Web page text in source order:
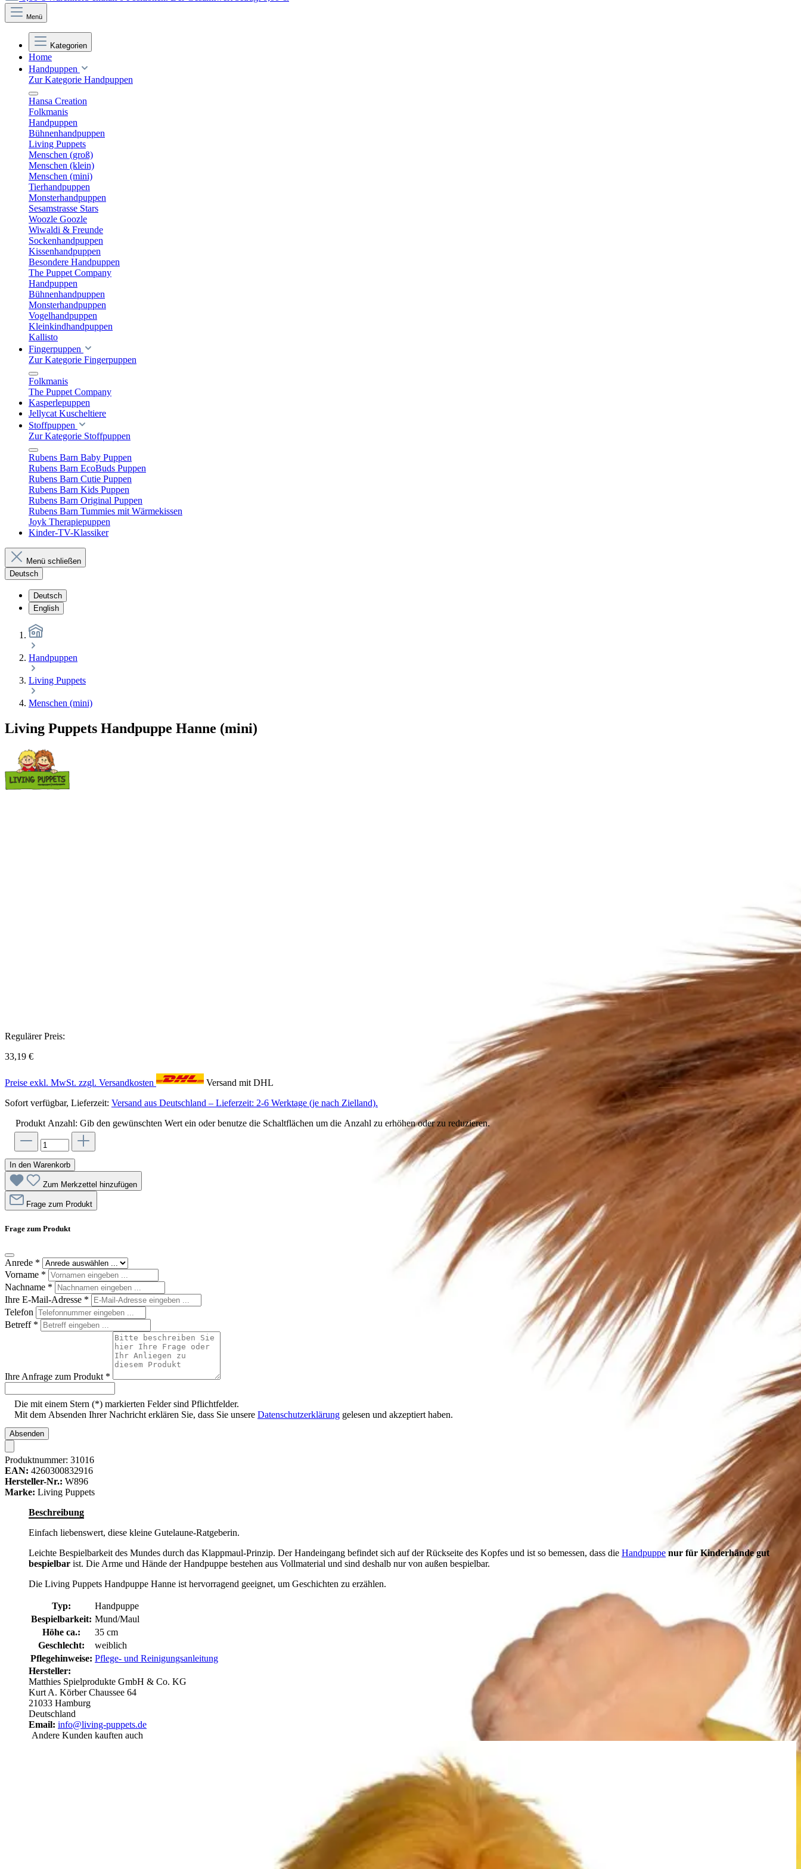
Menü
Kategorien
Home
Handpuppen
Zur Kategorie Handpuppen
Hansa Creation
Folkmanis
Handpuppen
Bühnenhandpuppen
Living Puppets
Menschen (groß)
Menschen (klein)
Menschen (mini)
Tierhandpuppen
Monsterhandpuppen
Sesamstrasse Stars
Woozle Goozle
Wiwaldi & Freunde
Sockenhandpuppen
Kissenhandpuppen
Besondere Handpuppen
The Puppet Company
Handpuppen
Bühnenhandpuppen
Monsterhandpuppen
Vogelhandpuppen
Kleinkindhandpuppen
Kallisto
Fingerpuppen
Zur Kategorie Fingerpuppen
Folkmanis
The Puppet Company
Kasperlepuppen
Jellycat Kuscheltiere
Stoffpuppen
Zur Kategorie Stoffpuppen
Rubens Barn Baby Puppen
Rubens Barn EcoBuds Puppen
Rubens Barn Cutie Puppen
Rubens Barn Kids Puppen
Rubens Barn Original Puppen
Rubens Barn Tummies mit Wärmekissen
Joyk Therapiepuppen
Kinder-TV-Klassiker
Menü schließen
Deutsch
Deutsch
English
Handpuppen
Living Puppets
Menschen (mini)
Living Puppets Handpuppe Hanne (mini)
Regulärer Preis:
33,19 €
Preise exkl. MwSt. zzgl. Versandkosten
Versand mit DHL
Sofort verfügbar, Lieferzeit: Versand aus Deutschland – Lieferzeit: 2-6 Werktage (je nach Zielland).
Produkt Anzahl: Gib den gewünschten Wert ein oder benutze die Schaltflächen um die Anzahl zu erhöhen oder zu reduzieren.
In den Warenkorb
Zum Merkzettel hinzufügen
Frage zum Produkt
Frage zum Produkt
Anrede *
Vorname *
Nachname *
Ihre E-Mail-Adresse *
Telefon
Betreff *
Ihre Anfrage zum Produkt *
Die mit einem Stern (*) markierten Felder sind Pflichtfelder.
Mit dem Absenden Ihrer Nachricht erklären Sie, dass Sie unsere Datenschutzerklärung gelesen und akzeptiert haben.
Absenden
Produktnummer: 31016
EAN: 4260300832916
Hersteller-Nr.: W896
Marke: Living Puppets
Beschreibung
Einfach liebenswert, diese kleine Gutelaune-Ratgeberin.
Leichte Bespielbarkeit des Mundes durch das Klappmaul-Prinzip. Der Handeingang befindet sich auf der Rückseite des Kopfes und ist so bemessen, dass die Handpuppe nur für Kinderhände gut
bespielbar ist. Die Arme und Hände der Handpuppe bestehen aus Vollmaterial und sind deshalb nur von außen bespielbar.
Die Living Puppets Handpuppe Hanne ist hervorragend geeignet, um Geschichten zu erzählen.
Typ:
Handpuppe
Bespielbarkeit: Mund/Maul
Höhe ca.:
35 cm
Geschlecht:
weiblich
Pflegehinweise: Pflege- und Reinigungsanleitung
Hersteller:
Matthies Spielprodukte GmbH & Co. KG
Kurt A. Körber Chaussee 64
21033 Hamburg
Deutschland
Email: info@living-puppets.de
Andere Kunden kauften auch